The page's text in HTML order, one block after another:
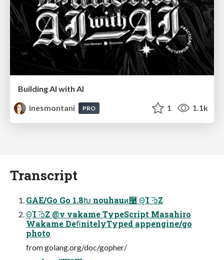
Building AI with AI
inesmontani
PRO 1 1.1k
Transcript
GAE/Go Go 1.8Խ nouhauͷ࿩ Θ͔Ί ·͞ͻΖ
Θ͔Ί ·͞ͻΖ @v vakame TypeScript Masahiro
Wakame DeﬁnitelyTyped appengine/go
photo
from golang.org/doc/gopher/